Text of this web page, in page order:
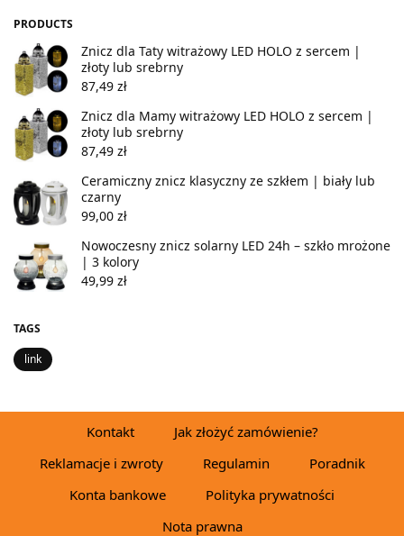
PRODUCTS
Znicz dla Taty witrażowy LED HOLO z sercem |
złoty lub srebrny
87,49 zł
Znicz dla Mamy witrażowy LED HOLO z sercem |
złoty lub srebrny
87,49 zł
Ceramiczny znicz klasyczny ze szkłem | biały lub
czarny
99,00 zł
Nowoczesny znicz solarny LED 24h – szkło mrożone
| 3 kolory
49,99 zł
TAGS
link
Kontakt
Jak złożyć zamówienie?
Reklamacje i zwroty
Regulamin
Poradnik
Konta bankowe
Polityka prywatności
Nota prawna